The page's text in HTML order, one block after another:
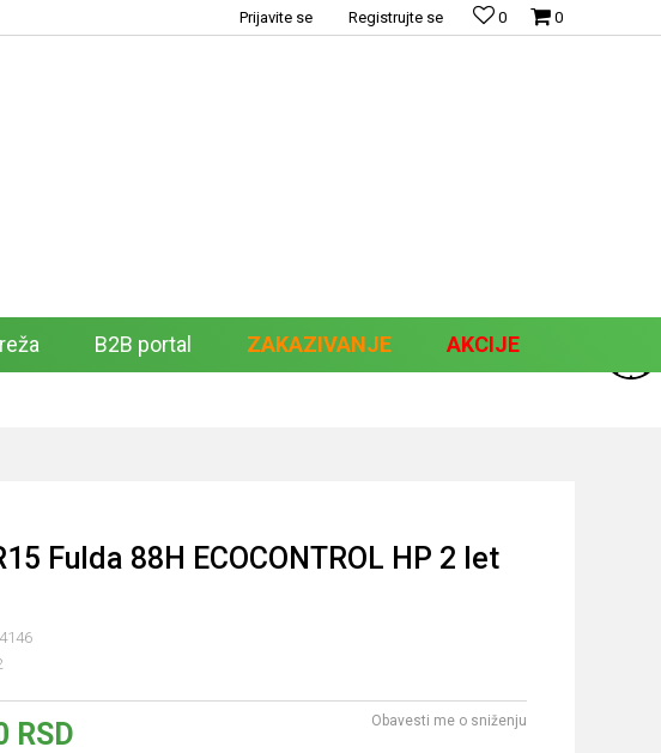
0
0
Prijavite se Registrujte se
B2B portal ZAKAZIVANJE AKCIJE
Fulda 88H ECOCONTROL HP 2 let
RSD Obavesti me o sniženju